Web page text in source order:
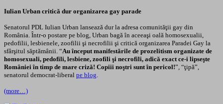
Iulian Urban critică dur organizarea gay parade
Senatorul PDL Iulian Urban lansează dur la adresa comunităţii gay din
România. Într-o postare pe blog, Urban bagă în aceeaşi oală homosexualii,
pedofilii, lesbienele, zoofilii şi necrofilii şi critică organizarea Paradei Gay la
sfârşitul săptămânii. “Au început manifestările de prozelitism organizate de
homosexuali, pedofili, lesbiene, zoofili şi necrofili, adică exact ce-i lipseşte
României în timp de mare criză! Copiii noştri sunt în pericol!”, “ţipă”,
senatorul democrat-liberal pe blog.
(more…)